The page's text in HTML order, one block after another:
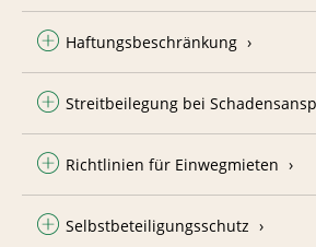
Haftungsbeschränkung
Streitbeilegung bei
Richtlinien für Einwegmieten
Selbstbeteiligungsschutz